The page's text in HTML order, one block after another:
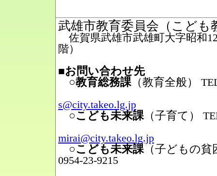
武雄市教育委員会（こども
佐賀県武雄市武雄町大字昭和
階）
■お問い合わせ先
○教育総務課（教育全般）
s@city.takeo.lg.jp
○こども未来課（子育て）
mirai@city.takeo.lg.jp
○こども未来課（子どもの貧
0954-23-9215